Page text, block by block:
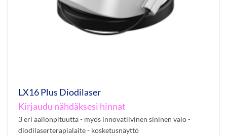
LX16 Plus Diodilaser
Kirjaudu nähdäksesi hinnat
3 eri aallonpituutta - myös innovatiivinen sininen valo -
diodilaserterapialaite - kosketusnäyttö